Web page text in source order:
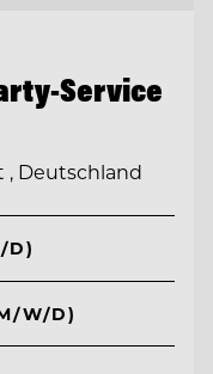
Service
, Deutschland
D)
W/D)